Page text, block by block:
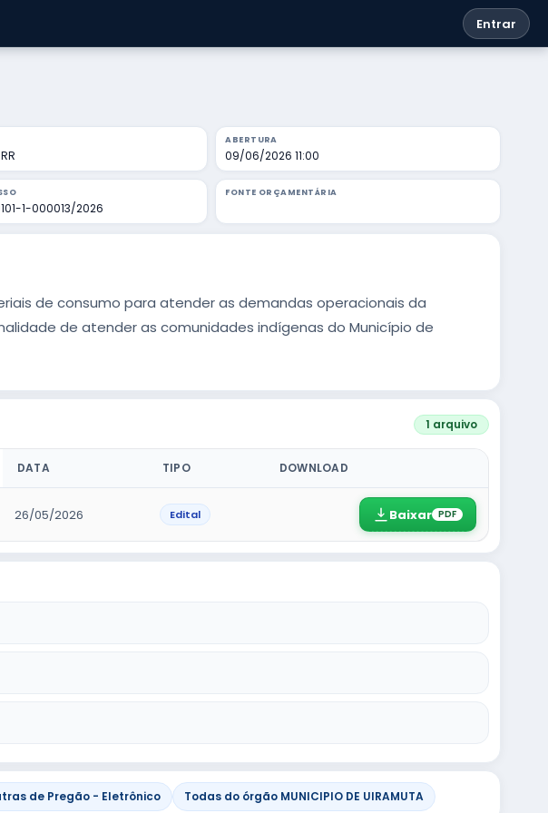
Entrar
ABERTURA
09/06/2026 11:00
1-000013/2026
FONTE ORÇAMENTÁRIA
de consumo para atender as demandas operacionais da
de atender as comunidades indígenas do Município de
1 arquivo
DATA TIPO DOWNLOAD
26/05/2026 Edital Baixar PDF
de Pregão - Eletrônico Todas do órgão MUNICIPIO DE UIRAMUTA